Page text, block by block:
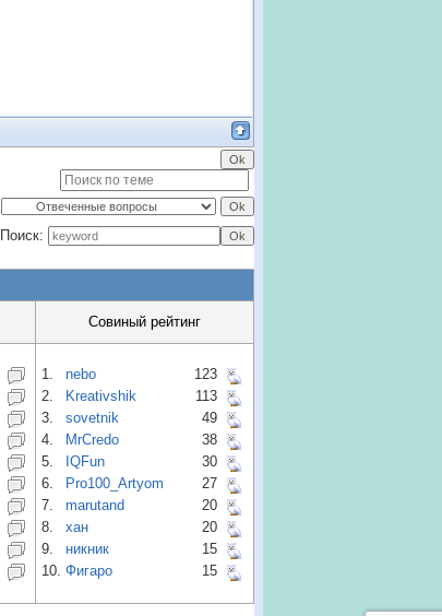
Поиск:
Совиный рейтинг
1. nebo
123
2.
Kreativshik
113
3.
sovetnik
49
4.
MrCredo
38
5.
IQFun
30
6.
Pro100_Artyom
27
7.
marutand
20
8.
хан
20
9.
никник
15
10. Фигаро 15